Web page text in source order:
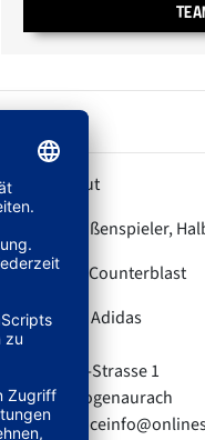
HÖHE: Lowcut
Außenspieler,
KOLLEKTION: Counterblast
HERSTELLER:
Adidas
adidas AG
Adi-Dassler-Strasse 1
91074 Herzogenaurach
E-Mail: